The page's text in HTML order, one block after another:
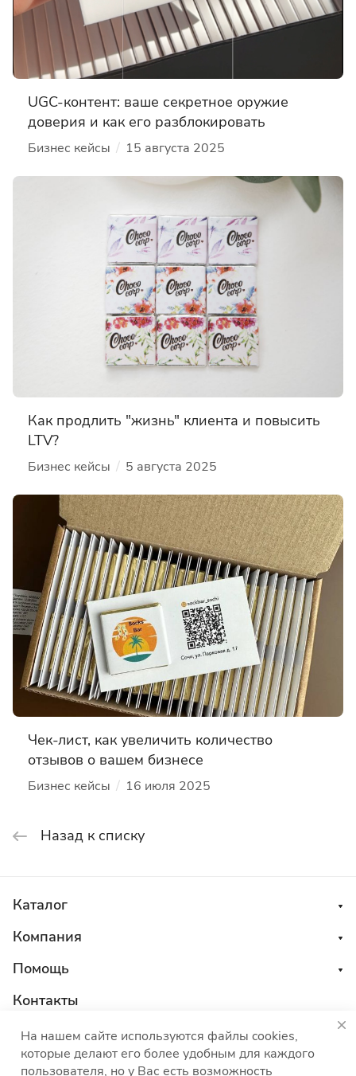
UGC-контент: ваше секретное оружие
доверия и как его разблокировать
Бизнес кейсы / 15 августа 2025
Как продлить "жизнь" клиента и повысить
LTV?
Бизнес кейсы / 5 августа 2025
Чек-лист, как увеличить количество
отзывов о вашем бизнесе
Бизнес кейсы / 16 июля 2025
Назад к списку
Каталог
Компания
Помощь
Контакты
8 800 555 45 04
sales@choco-corp.com
На нашем сайте используются файлы cookies,
которые делают его более удобным для каждого
пользователя, но у Вас есть возможность